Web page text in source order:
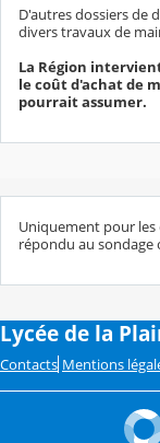
D'autres dossiers de
divers travaux de
La Région
le coût d'achat de
pourrait assumer.
Uniquement pour les
répondu au sondage
Lycée de la
Contacts Mentions